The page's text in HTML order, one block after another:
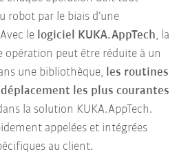
robot par le biais d’une
le logiciel KUKA.AppTech, la
opération peut être réduite à un
une bibliothèque, les routines
les plus courantes
la solution KUKA.AppTech.
appelées et intégrées
au client.